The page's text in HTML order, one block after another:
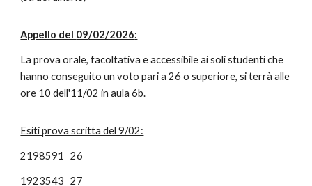
Appello del 09/02/2026:
La prova orale, facoltativa e accessibile ai soli studenti che
hanno conseguito un voto pari a 26 o superiore, si terrà alle
ore 10dell'11/02 in aula 6b.
Esiti prova scritta del 9/02:
2198591 26
1923543 27